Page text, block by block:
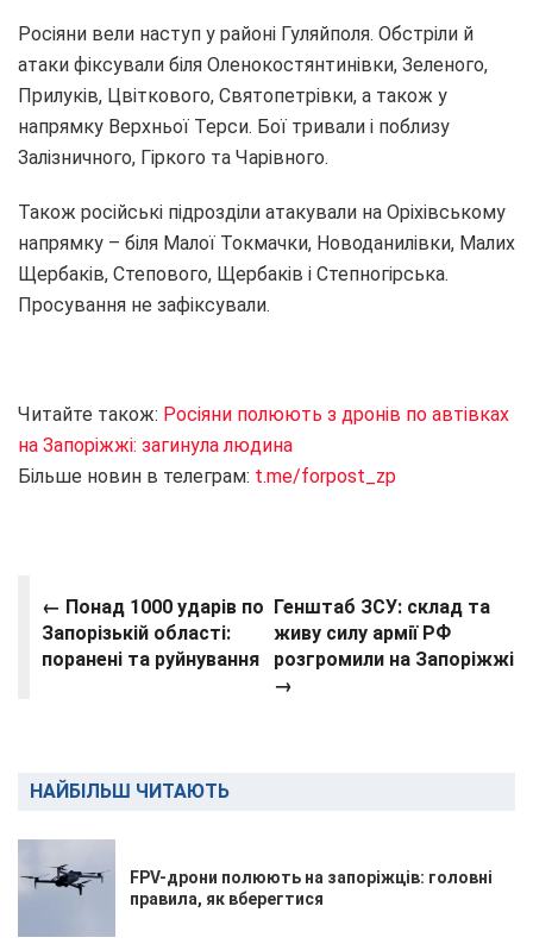
Росіяни вели наступ у районі Гуляйполя. Обстріли й
атаки фіксували біля Оленокостянтинівки, Зеленого,
Прилуків, Цвіткового, Святопетрівки, а також у
напрямку Верхньої Терси. Бої тривали і поблизу
Залізничного, Гіркого та Чарівного.
Також російські підрозділи атакували на Оріхівському
напрямку – біля Малої Токмачки, Новоданилівки, Малих
Щербаків, Степового, Щербаків і Степногірська.
Просування не зафіксували.
Читайте також: Росіяни полюють з дронів по автівках
на Запоріжжі: загинула людина
Більше новин в телеграм: t.me/forpost_zp
← Понад 1000 ударів по
Запорізькій області:
поранені та руйнування
Генштаб ЗСУ: склад та
живу силу армії РФ
розгромили на Запоріжжі
→
НАЙБІЛЬШ ЧИТАЮТЬ
FPV-дрони полюють на запоріжців: головні
правила, як вберегтися